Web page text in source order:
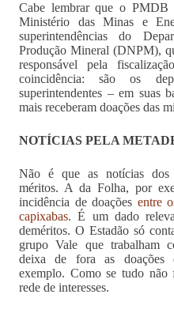
Cabe lembrar que o PMDB
Ministério das Minas e
superintendências do
Produção Mineral (DNPM),
responsável pela
coincidência: são os
superintendentes – em suas
mais receberam doações das
NOTÍCIAS PELA
Não é que as notícias dos
méritos. A da Folha, por
incidência de doações entre
capixabas. É um dado
deméritos. O Estadão só
grupo Vale que trabalham
deixa de fora as doações
exemplo. Como se tudo não
rede de interesses.